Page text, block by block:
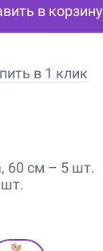
в корзину
в 1 клик
60 см – 5 шт.